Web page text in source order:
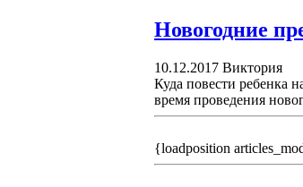
Новогодние
10.12.2017 Виктория
Куда повести ребенка
время проведения
{loadposition